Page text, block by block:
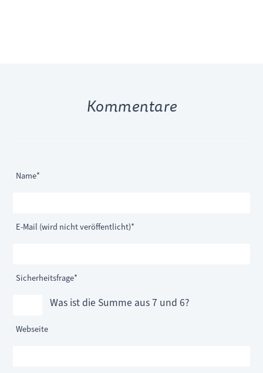
Kommentare
Pflichtfeld
Name*
Pflichtfeld
E-Mail (wird nicht veröffentlicht)*
Webseite
Pflichtfeld
Sicherheitsfrage*
Was ist die Summe aus 7 und 6?